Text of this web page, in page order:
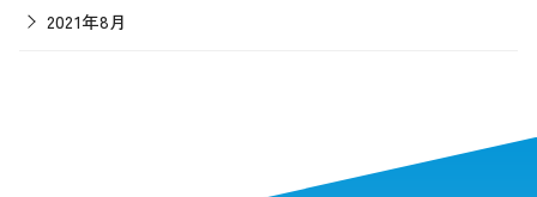
2021年8月